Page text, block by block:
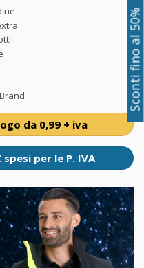
da 0,99 + iva
per le P. IVA
Sconti fino al 50%